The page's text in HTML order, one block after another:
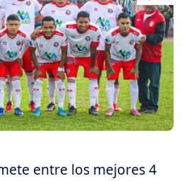
entre los mejores 4